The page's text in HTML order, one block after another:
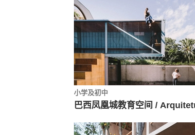
小学及初中